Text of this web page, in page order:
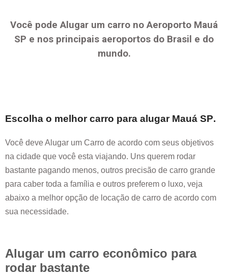
Você pode Alugar um carro no Aeroporto Mauá
SP e nos principais aeroportos do Brasil e do
mundo.
Escolha o melhor carro para alugar Mauá SP.
Você deve Alugar um Carro de acordo com seus objetivos
na cidade que você esta viajando. Uns querem rodar
bastante pagando menos, outros precisão de carro grande
para caber toda a família e outros preferem o luxo, veja
abaixo a melhor opção de locação de carro de acordo com
sua necessidade.
Alugar um carro econômico para
rodar bastante